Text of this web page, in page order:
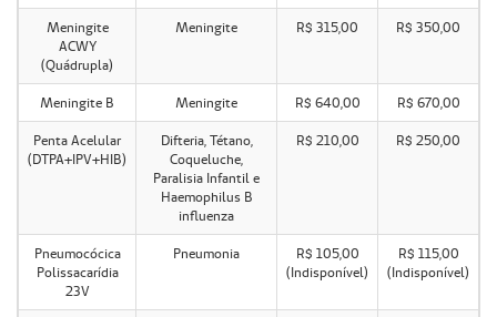
Meningite
ACWY
(Quádrupla)
Meningite R$ 315,00 R$ 350,00
Meningite B Meningite R$ 640,00 R$ 670,00
Penta Acelular
(DTPA+IPV+HIB)
Difteria, Tétano,
Coqueluche,
Paralisia Infantil e
Haemophilus B
influenza
R$ 210,00 R$ 250,00
Pneumocócica
Polissacarídia
23V
Pneumonia
R$ 105,00
(Indisponível)
R$ 115,00
(Indisponível)